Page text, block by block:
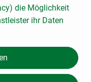
€ /kg
50g
die Möglichkeit
ihr Daten